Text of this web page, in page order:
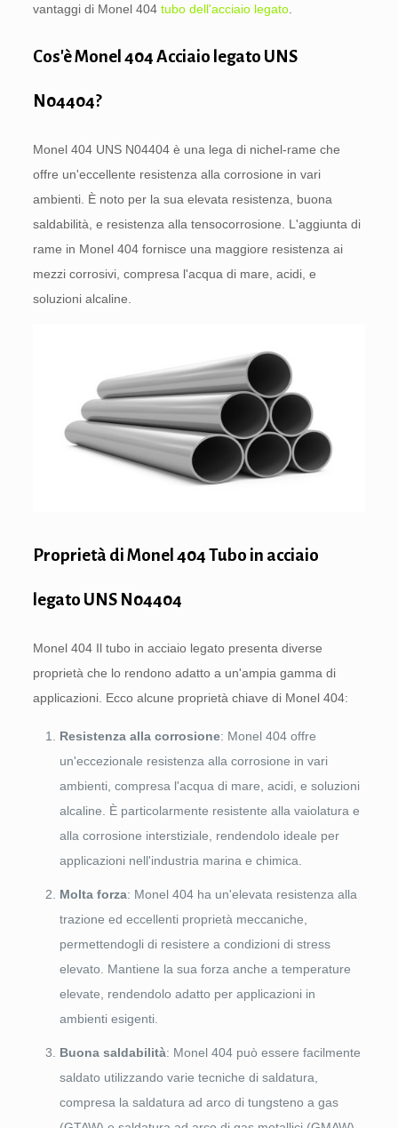
vantaggi di Monel 404 tubo dell'acciaio legato.
Cos'è Monel 404 Acciaio legato UNS
N04404?
Monel 404 UNS N04404 è una lega di nichel-rame che
offre un'eccellente resistenza alla corrosione in vari
ambienti. È noto per la sua elevata resistenza, buona
saldabilità, e resistenza alla tensocorrosione. L'aggiunta di
rame in Monel 404 fornisce una maggiore resistenza ai
mezzi corrosivi, compresa l'acqua di mare, acidi, e
soluzioni alcaline.
Proprietà di Monel 404 Tubo in acciaio
legato UNS N04404
Monel 404 Il tubo in acciaio legato presenta diverse
proprietà che lo rendono adatto a un'ampia gamma di
applicazioni. Ecco alcune proprietà chiave di Monel 404:
Resistenza alla corrosione: Monel 404 offre
un'eccezionale resistenza alla corrosione in vari
ambienti, compresa l'acqua di mare, acidi, e soluzioni
alcaline. È particolarmente resistente alla vaiolatura e
alla corrosione interstiziale, rendendolo ideale per
applicazioni nell'industria marina e chimica.
Molta forza: Monel 404 ha un'elevata resistenza alla
trazione ed eccellenti proprietà meccaniche,
permettendogli di resistere a condizioni di stress
elevato. Mantiene la sua forza anche a temperature
elevate, rendendolo adatto per applicazioni in
ambienti esigenti.
Buona saldabilità: Monel 404 può essere facilmente
saldato utilizzando varie tecniche di saldatura,
compresa la saldatura ad arco di tungsteno a gas